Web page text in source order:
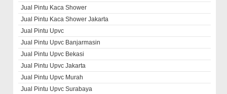
Jual Pintu Kaca Shower
Jual Pintu Kaca Shower Jakarta
Jual Pintu Upvc
Jual Pintu Upvc Banjarmasin
Jual Pintu Upvc Bekasi
Jual Pintu Upvc Jakarta
Jual Pintu Upvc Murah
Jual Pintu Upvc Surabaya